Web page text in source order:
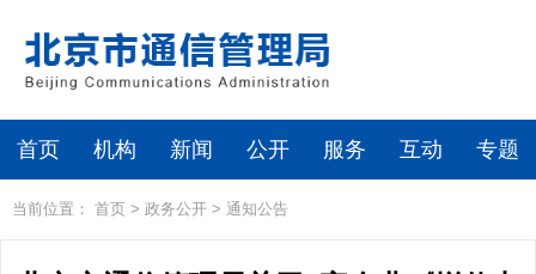
首页 机构 新闻 公开 服务 互动 专题
当前位置： 首页 > 政务公开 > 通知公告